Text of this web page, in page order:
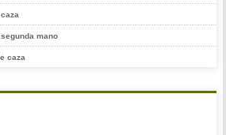
mano
caza